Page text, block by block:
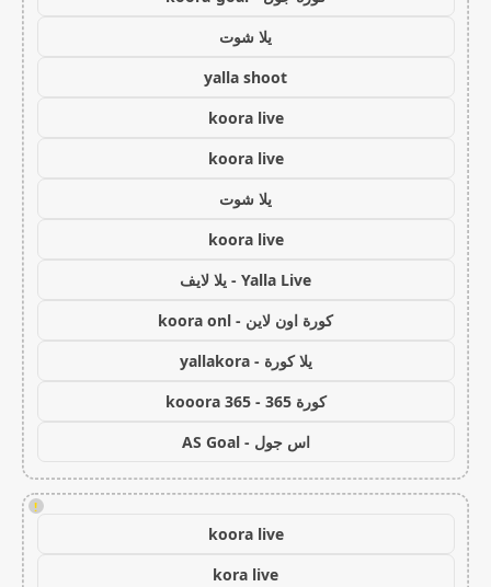
يلا شوت
yalla shoot
koora live
koora live
يلا شوت
koora live
Yalla Live - يلا لايف
كورة اون لاين - koora onl
يلا كورة - yallakora
كورة 365 - kooora 365
اس جول - AS Goal
!
koora live
kora live